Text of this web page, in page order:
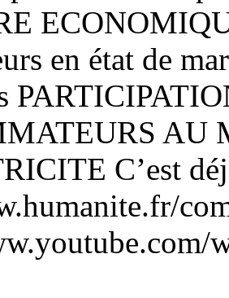
en état de
AU
C’est